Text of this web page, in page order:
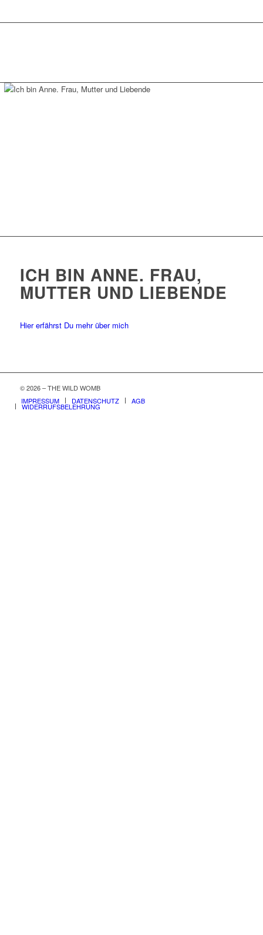
ICH BIN ANNE. FRAU,
MUTTER UND LIEBENDE
Hier erfährst Du mehr über mich
© 2026 – THE WILD WOMB
IMPRESSUM
DATENSCHUTZ AGB
WIDERRUFSBELEHRUNG